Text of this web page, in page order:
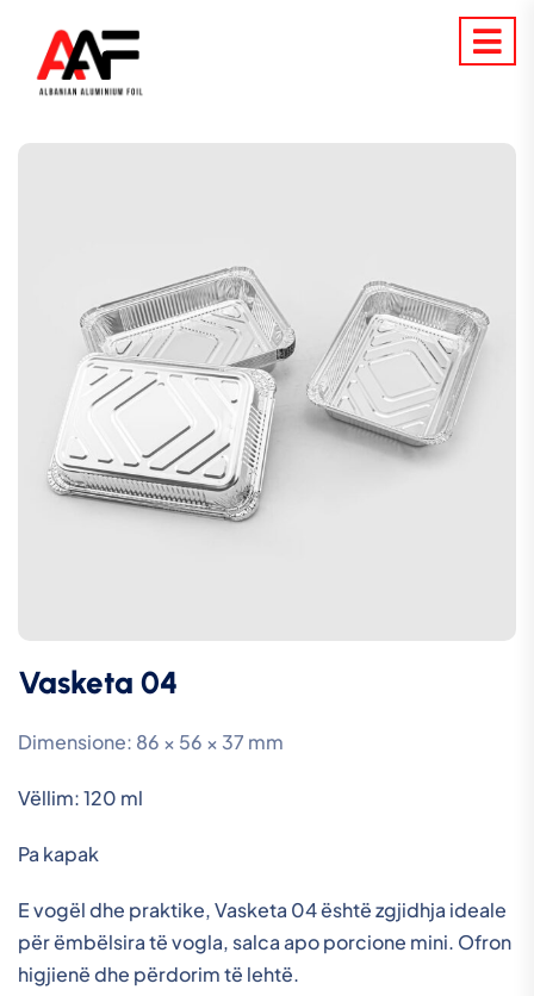
Vasketa 04
Dimensione: 86 × 56 × 37 mm
Vëllim: 120 ml
Pa kapak
E vogël dhe praktike, Vasketa 04 është zgjidhja ideale
për ëmbëlsira të vogla, salca apo porcione mini. Ofron
higjienë dhe përdorim të lehtë.